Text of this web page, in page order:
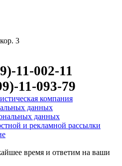
3
11-002-11
11-093-79
компания
данных
данных
и рекламной рассылки
время и ответим на ваши